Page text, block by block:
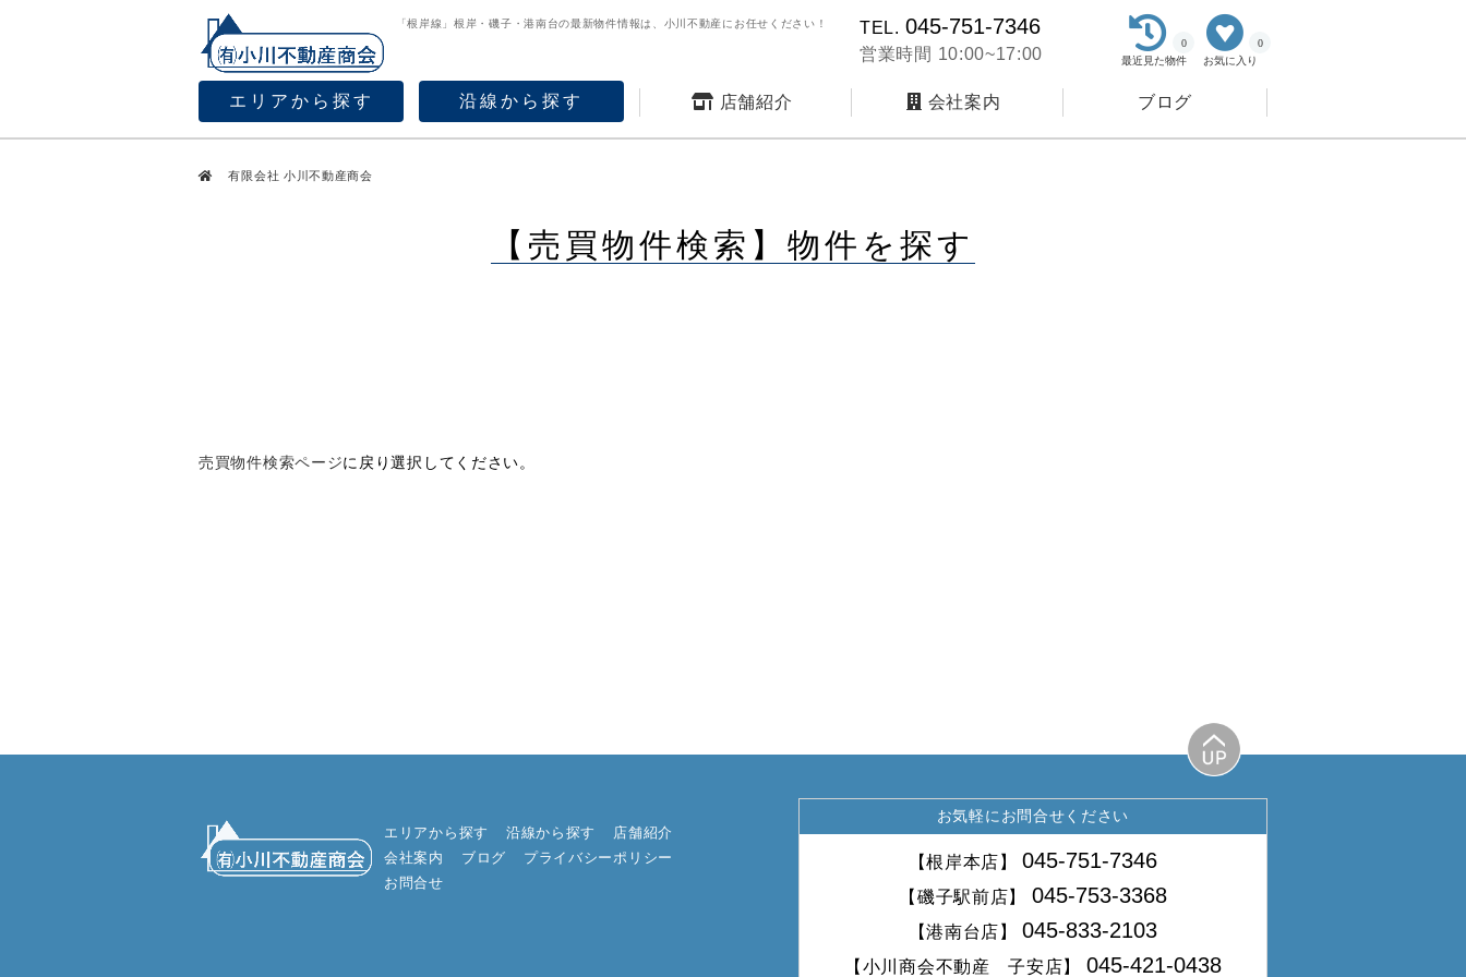
「根岸線」根岸・磯子・港南台の最新物件情報は、小川不動産にお任せください！
お気に入り
0
最近見た物件
0
TEL. 045-751-7346
営業時間 10:00~17:00
エリアから探す 沿線から探す 店舗紹介 会社案内 ブログ
有限会社 小川不動産商会
【売買物件検索】物件を探す
売買物件検索ページに戻り選択してください。
エリアから探す 沿線から探す
店舗紹介
会社案内
ブログ
プライバシーポリシー
お問合せ
お気軽にお問合せください
【根岸本店】 045-751-7346
【磯子駅前店】 045-753-3368
【港南台店】 045-833-2103
【小川商会不動産 子安店】 045-421-0438